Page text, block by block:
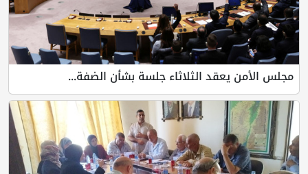
مجلس الأمن يعقد الثلاثاء جلسة بشأن الضفة...